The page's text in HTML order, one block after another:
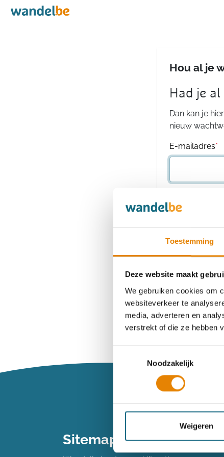
Toestemming
Deze website maakt
We gebruiken cookies om
websiteverkeer te
media, adverteren en
verstrekt of die ze hebben
Noodzakelijk
Weigeren
Home
Hou al je
Had je
Dan kan je
nieuw
E-mailadres*
Heb je
Maak
Vind je je
Sitemap